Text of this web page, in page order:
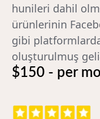
hunileri dahil
ürünlerinin
gibi
oluşturulmuş
$150 - per